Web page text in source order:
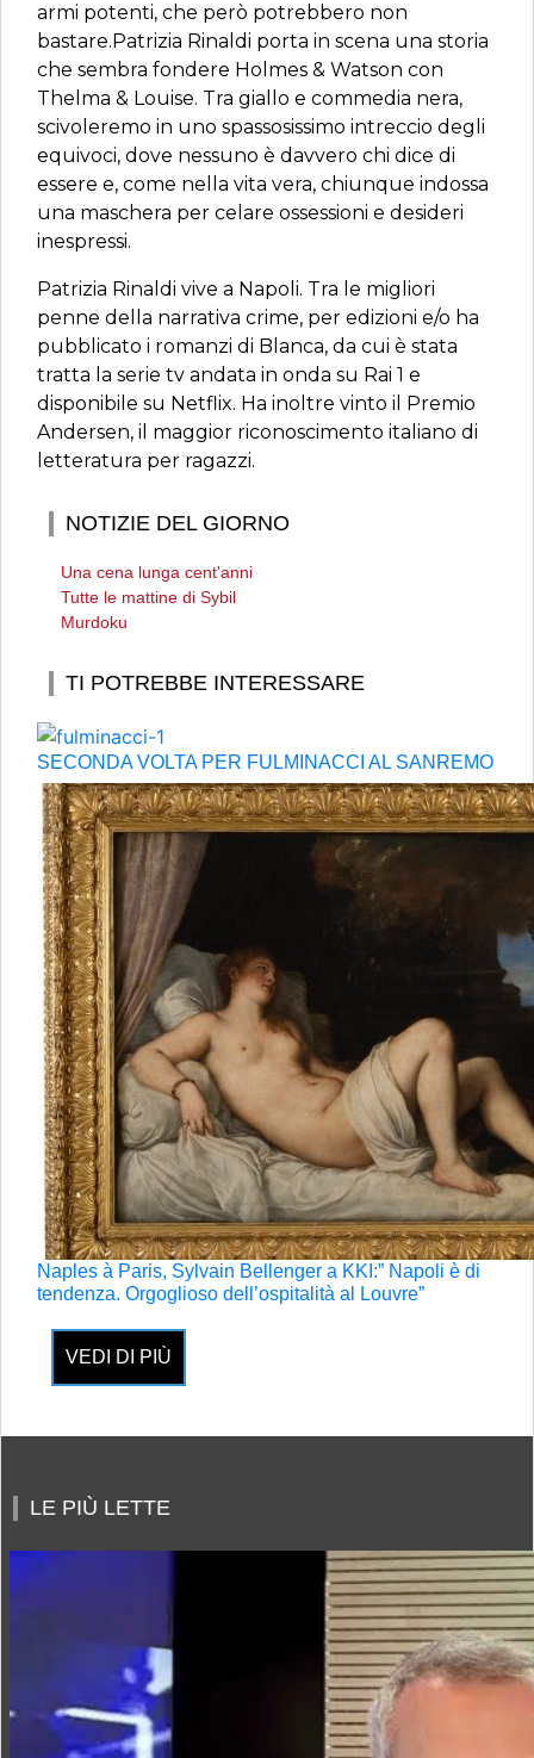
armi potenti, che però potrebbero non
bastare.Patrizia Rinaldi porta in scena una storia
che sembra fondere Holmes & Watson con
Thelma & Louise. Tra giallo e commedia nera,
scivoleremo in uno spassosissimo intreccio degli
equivoci, dove nessuno è davvero chi dice di
essere e, come nella vita vera, chiunque indossa
una maschera per celare ossessioni e desideri
inespressi.
Patrizia Rinaldi vive a Napoli. Tra le migliori
penne della narrativa crime, per edizioni e/o ha
pubblicato i romanzi di Blanca, da cui è stata
tratta la serie tv andata in onda su Rai 1 e
disponibile su Netflix. Ha inoltre vinto il Premio
Andersen, il maggior riconoscimento italiano di
letteratura per ragazzi.
NOTIZIE DEL GIORNO
Una cena lunga cent'anni
Tutte le mattine di Sybil
Murdoku
TI POTREBBE INTERESSARE
SECONDA VOLTA PER FULMINACCI AL SANREMO
Naples à Paris, Sylvain Bellenger a KKI:” Napoli è di
tendenza. Orgoglioso dell’ospitalità al Louvre”
VEDI DI PIÙ
LE PIÙ LETTE